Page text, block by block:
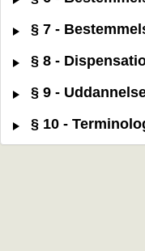
§ 7 -
§ 8 -
§ 9 -
§ 10 -